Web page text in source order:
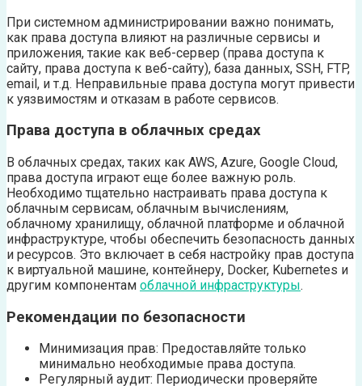
При системном администрировании важно понимать,
как права доступа влияют на различные сервисы и
приложения, такие как веб-сервер (права доступа к
сайту, права доступа к веб-сайту), база данных, SSH, FTP,
email, и т.д. Неправильные права доступа могут привести
к уязвимостям и отказам в работе сервисов.
Права доступа в облачных средах
В облачных средах, таких как AWS, Azure, Google Cloud,
права доступа играют еще более важную роль.
Необходимо тщательно настраивать права доступа к
облачным сервисам, облачным вычислениям,
облачному хранилищу, облачной платформе и облачной
инфраструктуре, чтобы обеспечить безопасность данных
и ресурсов. Это включает в себя настройку прав доступа
к виртуальной машине, контейнеру, Docker, Kubernetes и
другим компонентам облачной инфраструктуры.
Рекомендации по безопасности
Минимизация прав: Предоставляйте только
минимально необходимые права доступа.
Регулярный аудит: Периодически проверяйте